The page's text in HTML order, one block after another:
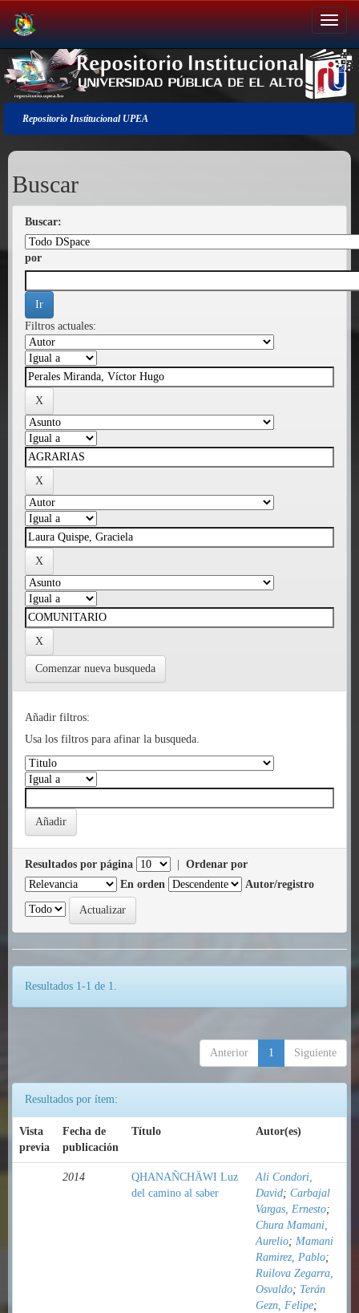
Salir
de
la
navegación
Repositorio Institucional UPEA
Buscar
Buscar:
por
Filtros actuales:
Comenzar nueva busqueda
Añadir filtros:
Usa los filtros para afinar la busqueda.
Resultados por página
Ordenar por
En orden
Autor/registro
Resultados 1-1 de 1.
Anterior 1 Siguiente
Resultados por ítem:
Vista
previa
Fecha de
publicación
Título Autor(es)
2014
QHANAÑCHÄWI Luz
del camino al saber
Ali Condori,
David; Carbajal
Vargas, Ernesto;
Chura Mamani,
Aurelio; Mamani
Ramirez, Pablo;
Ruilova Zegarra,
Osvaldo; Terán
Gezn, Felipe;